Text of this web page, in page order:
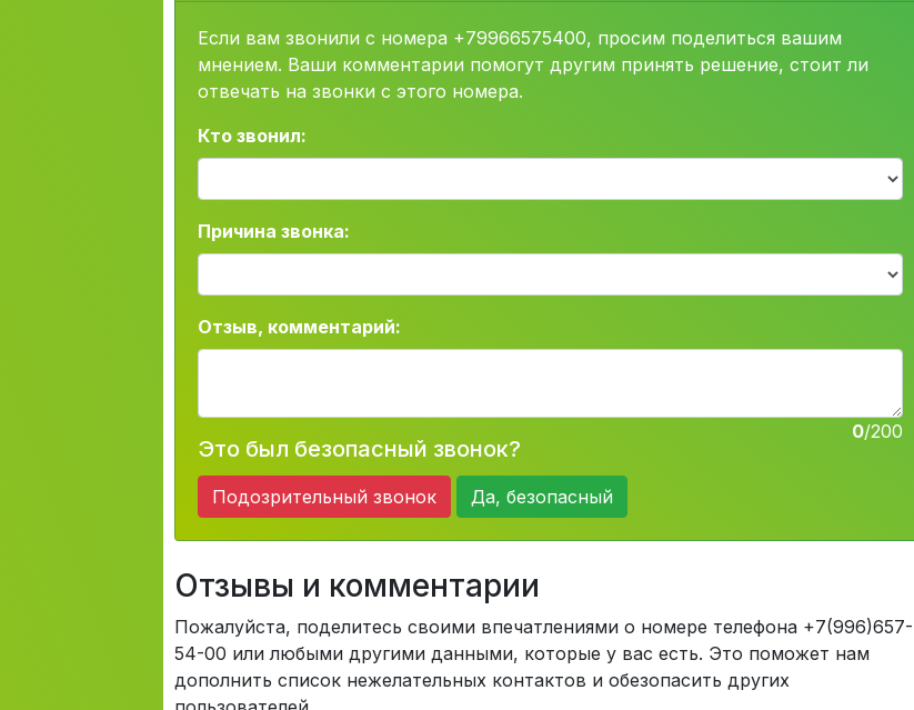
Если вам звонили с номера +79966575400, просим поделиться вашим
мнением. Ваши комментарии помогут другим принять решение, стоит ли
отвечать на звонки с этого номера.
Кто звонил:
Причина звонка:
Отзыв, комментарий:
0/200
Это был безопасный звонок?
Подозрительный звонок Да, безопасный
Отзывы и комментарии
Пожалуйста, поделитесь своими впечатлениями о номере телефона +7(996)657-
54-00 или любыми другими данными, которые у вас есть. Это поможет нам
дополнить список нежелательных контактов и обезопасить других